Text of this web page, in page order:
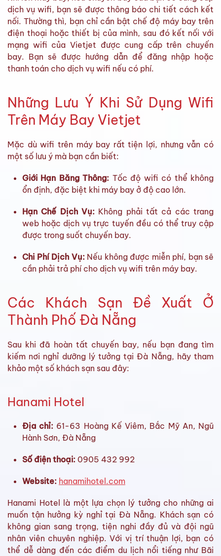
dịch vụ wifi, bạn sẽ được thông báo chi tiết cách kết
nối. Thường thì, bạn chỉ cần bật chế độ máy bay trên
điện thoại hoặc thiết bị của mình, sau đó kết nối với
mạng wifi của Vietjet được cung cấp trên chuyến
bay. Bạn sẽ được hướng dẫn để đăng nhập hoặc
thanh toán cho dịch vụ wifi nếu có phí.
Những Lưu Ý Khi Sử Dụng Wifi
Trên Máy Bay Vietjet
Mặc dù wifi trên máy bay rất tiện lợi, nhưng vẫn có
một số lưu ý mà bạn cần biết:
Giới Hạn Băng Thông: Tốc độ wifi có thể không
ổn định, đặc biệt khi máy bay ở độ cao lớn.
Hạn Chế Dịch Vụ: Không phải tất cả các trang
web hoặc dịch vụ trực tuyến đều có thể truy cập
được trong suốt chuyến bay.
Chi Phí Dịch Vụ:Nếu không được miễn phí, bạn sẽ
cần phải trả phí cho dịch vụ wifi trên máy bay.
Các Khách Sạn Đề Xuất Ở
Thành Phố Đà Nẵng
Sau khi đã hoàn tất chuyến bay, nếu bạn đang tìm
kiếm nơi nghỉ dưỡng lý tưởng tại Đà Nẵng, hãy tham
khảo một số khách sạn sau đây:
Hanami Hotel
Địa chỉ: 61-63 Hoàng Kế Viêm, Bắc Mỹ An, Ngũ
Hành Sơn, Đà Nẵng
Số điện thoại: 0905 432 992
Website: hanamihotel.com
Hanami Hotel là một lựa chọn lý tưởng cho những ai
muốn tận hưởng kỳ nghỉ tại Đà Nẵng. Khách sạn có
không gian sang trọng, tiện nghi đầy đủ và đội ngũ
nhân viên chuyên nghiệp. Với vị trí thuận lợi, bạn có
thể dễ dàng đến các điểm du lịch nổi tiếng như Bãi